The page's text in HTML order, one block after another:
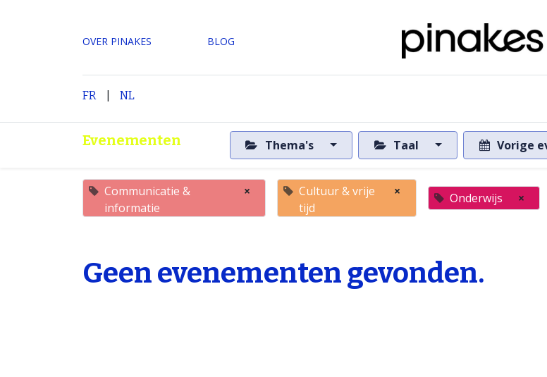
OVER PINAKES ​BLOG
FR | NL
Evenementen Thema's Taal Vorige
Communicatie &
informatie
×
Cultuur & vrije
tijd
× Onderwijs ×
Geen evenementen gevonden.